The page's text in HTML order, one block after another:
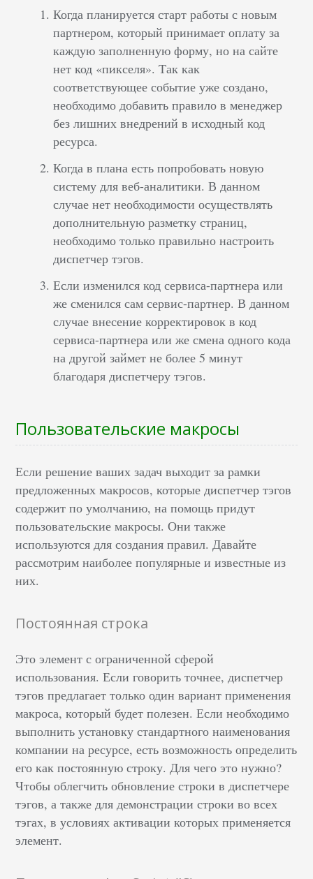
Когда планируется старт работы с новым
партнером, который принимает оплату за
каждую заполненную форму, но на сайте
нет код «пикселя». Так как
соответствующее событие уже создано,
необходимо добавить правило в менеджер
без лишних внедрений в исходный код
ресурса.
Когда в плана есть попробовать новую
систему для веб-аналитики. В данном
случае нет необходимости осуществлять
дополнительную разметку страниц,
необходимо только правильно настроить
диспетчер тэгов.
Если изменился код сервиса-партнера или
же сменился сам сервис-партнер. В данном
случае внесение корректировок в код
сервиса-партнера или же смена одного кода
на другой займет не более 5 минут
благодаря диспетчеру тэгов.
Пользовательские макросы
Если решение ваших задач выходит за рамки
предложенных макросов, которые диспетчер тэгов
содержит по умолчанию, на помощь придут
пользовательские макросы. Они также
используются для создания правил. Давайте
рассмотрим наиболее популярные и известные из
них.
Постоянная строка
Это элемент с ограниченной сферой
использования. Если говорить точнее, диспетчер
тэгов предлагает только один вариант применения
макроса, который будет полезен. Если необходимо
выполнить установку стандартного наименования
компании на ресурсе, есть возможность определить
его как постоянную строку. Для чего это нужно?
Чтобы облегчить обновление строки в диспетчере
тэгов, а также для демонстрации строки во всех
тэгах, в условиях активации которых применяется
элемент.